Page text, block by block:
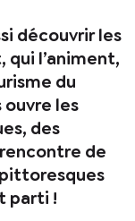
découvrir les
l’animent,
du
ouvre les
des
de
parti !